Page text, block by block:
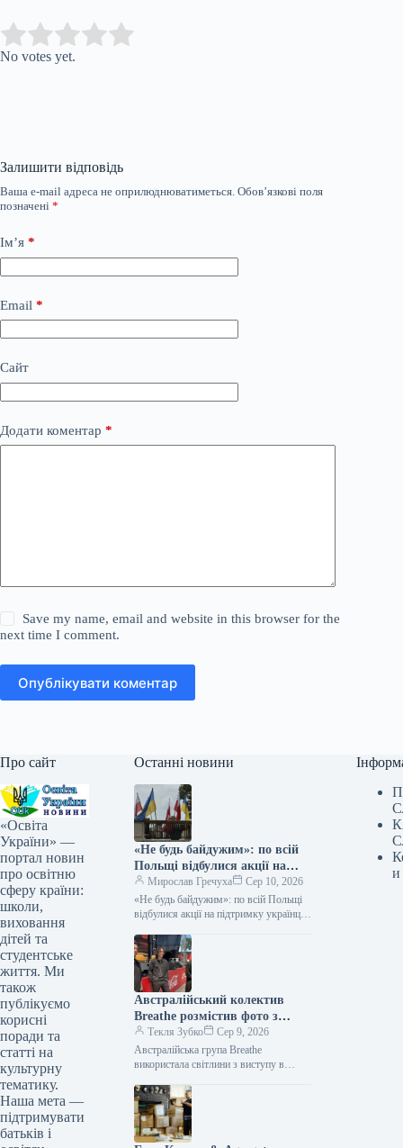
Rate this item:
No votes yet.
Залишити відповідь
Ваша e-mail адреса не оприлюднюватиметься. Обов’язкові поля
позначені *
Ім’я *
Email *
Сайт
Додати коментар *
Save my name, email and website in this browser for the
next time I comment.
Опублікувати коментар
Про сайт
«Освіта
України» —
портал новин
про освітню
сферу країни:
школи,
виховання
дітей та
студентське
життя. Ми
також
публікуємо
корисні
поради та
статті на
культурну
тематику.
Наша мета —
підтримувати
батьків і
Останні новини
«Не будь байдужим»: по всій
Польщі відбулися акції на
підтримку українців
Мирослав Гречуха
Сер 10, 2026
«Не будь байдужим»: по всій Польщі
відбулися акції на підтримку українців
містах Польщі під гаслом…
Австралійський колектив
Breathe розмістив фото з
київського виступу на
обкладинці платівки
Текля Зубко
Сер 9, 2026
Австралійська група Breathe
використала світлини з виступу в
09.08.2026 16:40 Укрінформ
Австралійський гурт Breathe зробив
обкладинкою…
и